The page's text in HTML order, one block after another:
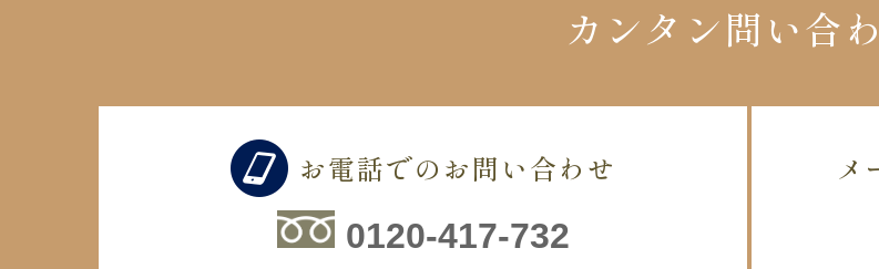
カンタン問い合
お電話でのお問い合わせ
0120-417-732
メ